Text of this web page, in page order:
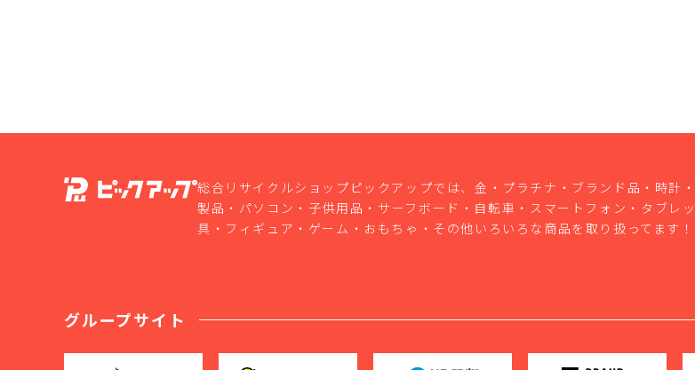
総合リサイクルショップピックアップでは、金・プラチナ・ブランド品・時計
製品・パソコン・子供用品・サーフボード・自転車・スマートフォン・タブレ
具・フィギュア・ゲーム・おもちゃ・その他いろいろな商品を取り扱ってます！
グループサイト